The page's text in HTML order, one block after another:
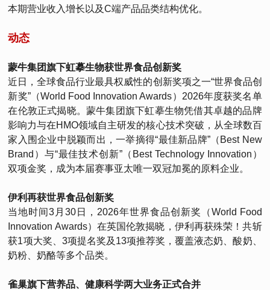
本期营业收入增长以及C端产品品类结构优化。
动态
蒙牛集团旗下虹摹生物获世界食品创新奖
近日，全球食品行业最具权威性的创新奖项之一“世界食品创
新奖”（World Food Innovation Awards）2026年度获奖名单
在伦敦正式揭晓。蒙牛集团旗下虹摹生物凭借其卓越的品牌
影响力与在HMO领域自主研发的核心技术突破，从全球数百
家入围企业中脱颖而出，一举摘得“最佳新品牌”（Best New
Brand）与“最佳技术创新”（Best Technology Innovation）
双项金奖，成为本届赛事亚太唯一双冠加冕的原料企业。
伊利再获世界食品创新奖
当地时间3月30日，2026年世界食品创新奖（World Food
Innovation Awards）在英国伦敦揭晓，伊利再获殊荣！共斩
获1项大奖、3项提名奖及13项推荐奖，覆盖液态奶、酸奶、
奶粉、奶酪等多个品类。
雀巢旗下营养品、健康科学两大业务正式合并